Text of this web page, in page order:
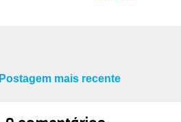
Postagem mais recente